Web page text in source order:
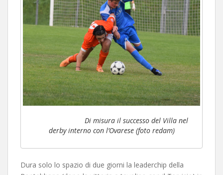
Di misura il successo del Villa nel
derby interno con l’Ovarese (foto redam)
Dura solo lo spazio di due giorni la leaderchip della